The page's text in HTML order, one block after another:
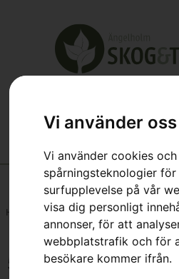
Vi använder
Vi använder cookies och
spårningsteknologier
surfupplevelse på vår
visa dig personligt
annonser, för att
webbplatstrafik och för
besökare kommer ifrån.
Hem 546 cm³
546 cm³